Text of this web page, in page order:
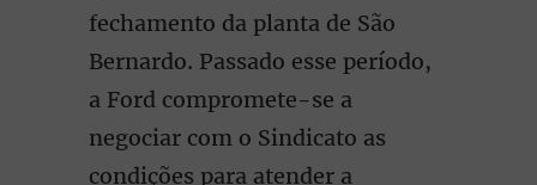
fechamento da planta de São
Bernardo. Passado esse período,
a Ford compromete-se a
negociar com o Sindicato as
condições para atender a